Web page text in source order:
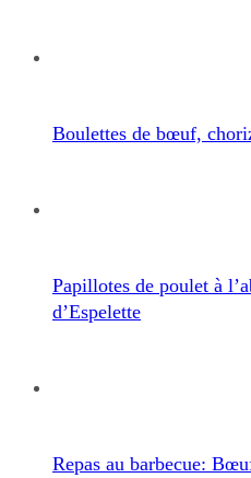
Boulettes de bœuf,
Papillotes de poulet à
d’Espelette
Repas au barbecue: